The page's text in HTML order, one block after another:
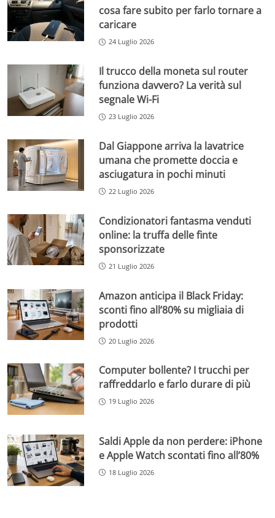
cosa fare subito per farlo tornare a
caricare
24 Luglio 2026
Il trucco della moneta sul router
funziona davvero? La verità sul
segnale Wi-Fi
23 Luglio 2026
Dal Giappone arriva la lavatrice
umana che promette doccia e
asciugatura in pochi minuti
22 Luglio 2026
Condizionatori fantasma venduti
online: la truffa delle finte
sponsorizzate
21 Luglio 2026
Amazon anticipa il Black Friday:
sconti fino all’80% su migliaia di
prodotti
20 Luglio 2026
Computer bollente? I trucchi per
raffreddarlo e farlo durare di più
19 Luglio 2026
Saldi Apple da non perdere: iPhone
e Apple Watch scontati fino all’80%
18 Luglio 2026